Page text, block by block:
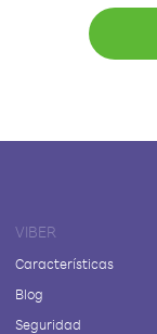
VIBER
Características
Blog
Seguridad